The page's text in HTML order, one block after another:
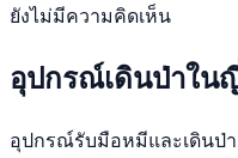
ยังไม่มีความคิดเห็น
อุปกรณ์เดินป่าใน
อุปกรณ์รับมือหมีและเดินป่